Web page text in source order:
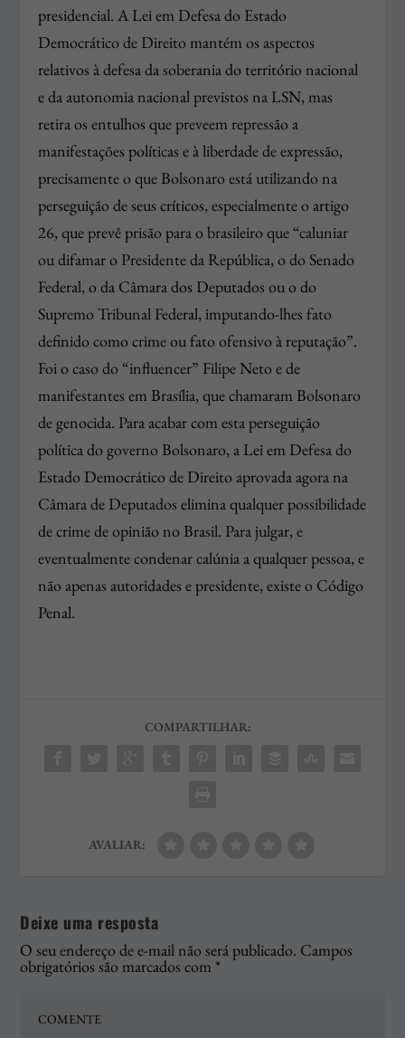
presidencial. A Lei em Defesa do Estado
Democrático de Direito mantém os aspectos
relativos à defesa da soberania do território nacional
e da autonomia nacional previstos na LSN, mas
retira os entulhos que preveem repressão a
manifestações políticas e à liberdade de expressão,
precisamente o que Bolsonaro está utilizando na
perseguição de seus críticos, especialmente o artigo
26, que prevê prisão para o brasileiro que “caluniar
ou difamar o Presidente da República, o do Senado
Federal, o da Câmara dos Deputados ou o do
Supremo Tribunal Federal, imputando-lhes fato
definido como crime ou fato ofensivo à reputação”.
Foi o caso do “influencer” Filipe Neto e de
manifestantes em Brasília, que chamaram Bolsonaro
de genocida. Para acabar com esta perseguição
política do governo Bolsonaro, a Lei em Defesa do
Estado Democrático de Direito aprovada agora na
Câmara de Deputados elimina qualquer possibilidade
de crime de opinião no Brasil. Para julgar, e
eventualmente condenar calúnia a qualquer pessoa, e
não apenas autoridades e presidente, existe o Código
Penal.
COMPARTILHAR:
AVALIAR:
Deixe uma resposta
O seu endereço de e-mail não será publicado. Campos
obrigatórios são marcados com *